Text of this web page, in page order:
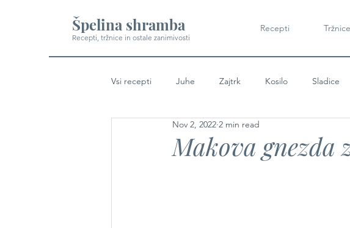
Špelina shramba
Recepti, tržnice in ostale zanimivosti
Recepti Tržnice
Vsi recepti Juhe Zajtrk Kosilo Sladice
Makova gnezda
Nov 2, 2022 2 min read